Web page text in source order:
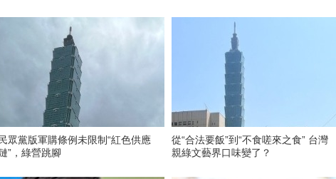
民眾黨版軍購條例未限制“紅色供應
”，綠營跳腳
從“合法要飯”到“不食嗟來之食” 台灣
親綠文藝界口味變了？